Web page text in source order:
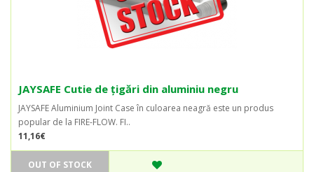
JAYSAFE Cutie de țigări din aluminiu negru
JAYSAFE Aluminium Joint Case în culoarea neagră este un produs
popular de la FIRE-FLOW. FI..
11,16€
OUT OF STOCK